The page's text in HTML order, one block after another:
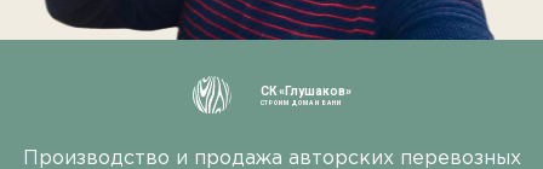
СК «Глушаков»
СТРОИМ ДОМА И БАНИ
Производство и продажа авторских перевозных